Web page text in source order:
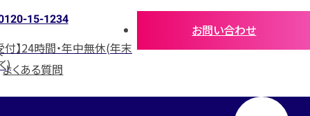
15-1234
付】24時間・年中無休(年末
)
お問い合わせ
よくある質問